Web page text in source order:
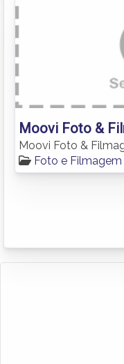
Moovi Foto &
Moovi Foto &
Foto e Filmagem